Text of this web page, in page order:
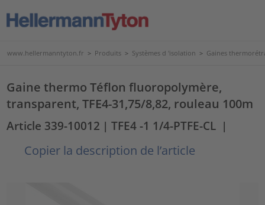
www.hellermanntyton.fr > Produits > Systèmes d 'isolation > Gaines
Gaine thermo Téflon fluoropolymère,
transparent, TFE4-31,75/8,82, rouleau 100m
Article 339-10012 | TFE4 -1 1/4-PTFE-CL |
Copier la description de l’article